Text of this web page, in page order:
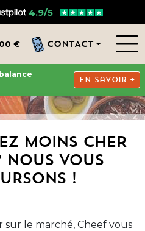
4.9/5
€ CONTACT
En savoir +
MOINS CHER
NOUS VOUS
!
sur le marché, Cheef vous